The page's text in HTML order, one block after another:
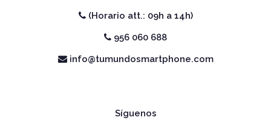
(Horario att.: 09h a 14h)
956 060 688
info@tumundosmartphone.com
Síguenos